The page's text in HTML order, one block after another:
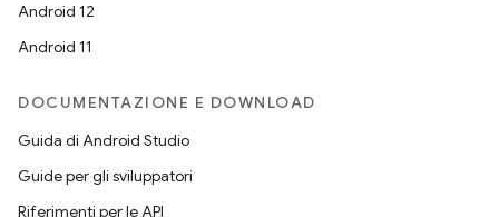
Android 12
Android 11
DOCUMENTAZIONE E DOWNLOAD
Guida di Android Studio
Guide per gli sviluppatori
Riferimenti per le API